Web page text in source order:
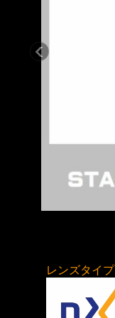
レンズタイプ